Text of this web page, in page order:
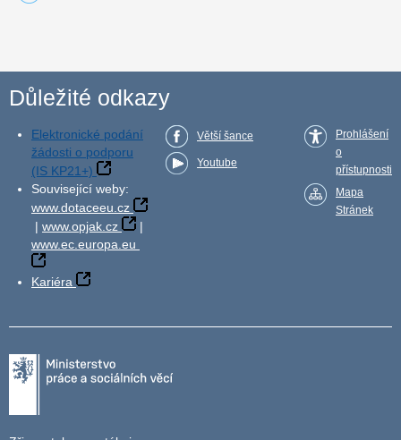
Důležité odkazy
Elektronické podání
žádosti o podporu
(IS KP21+)
Související weby:
www.dotaceeu.cz
| www.opjak.cz
|
www.ec.europa.eu
Kariéra
Větší šance
Youtube
Prohlášení
o
přístupnosti
Mapa
Stránek